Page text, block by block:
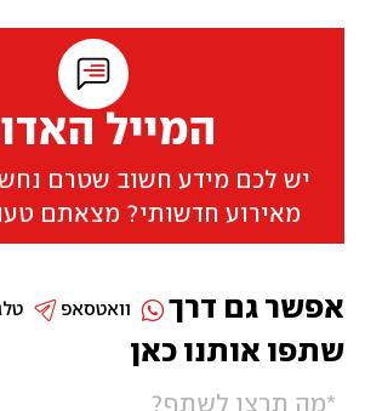
המייל
יש לכם מידע חשוב שטרם
מאירוע חדשותי? מצאתם
שתפו אותנו כאן
אפשר גם דרך וואטסאפ